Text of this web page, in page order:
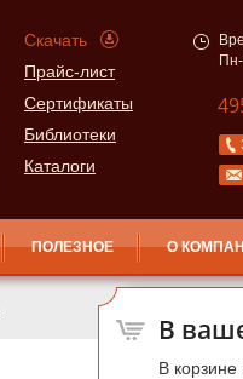
Скачать
Прайс-лист
Сертификаты
Библиотеки
Каталоги
ПОЛЕЗНОЕ О
В
В корзине